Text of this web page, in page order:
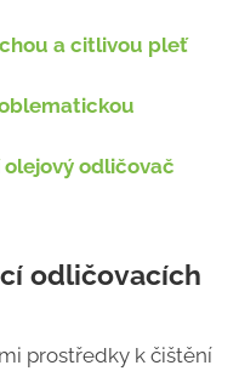
a citlivou pleť
odličovač
odličovacích
prostředky k čištění